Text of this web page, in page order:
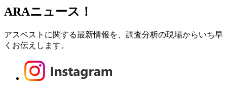
ARAニュース！
アスベストに関する最新情報を、調査分析の現場からいち早
くお伝えします。